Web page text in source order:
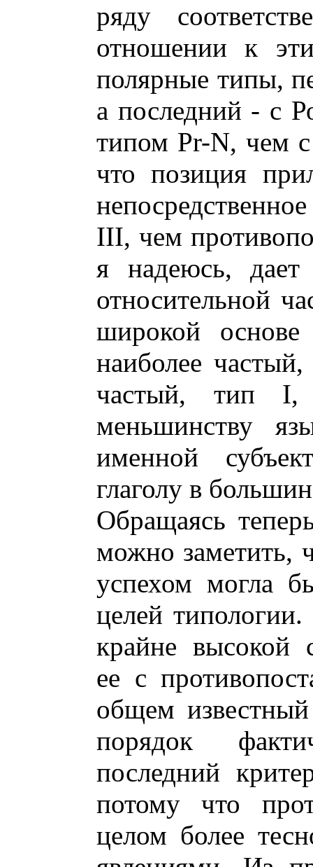
ряду
отношении к
полярные типы,
а последний - с
типом Pr-N, чем
что позиция
III, чем
я надеюсь, дает
относительной
широкой
наиболее
частый, тип I,
меньшинству
именной
глаголу в
Обращаясь
можно заметить,
успехом могла
целей типологии.
крайне высокой
ее с
общем
порядок
последний
потому что
целом более